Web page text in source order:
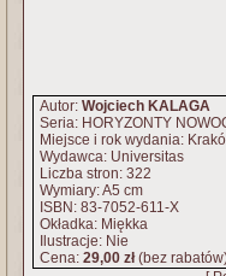
Autor: Wojciech KALAGA
Seria: HORYZONTY
Miejsce i rok wydania:
Wydawca: Universitas
Liczba stron: 322
Wymiary: A5 cm
ISBN: 83-7052-611-X
Okładka: Miękka
Ilustracje: Nie
Cena: 29,00 zł(bez